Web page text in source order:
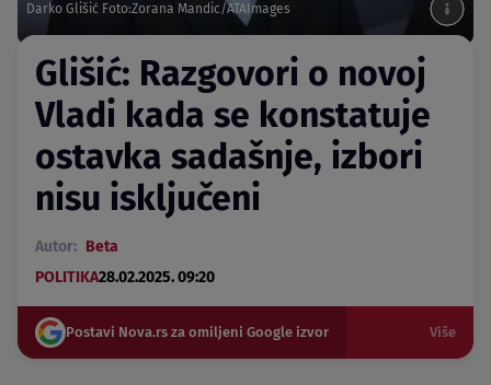
Darko Glišić Foto:Zorana Mandic/ATAImages
Glišić: Razgovori o novoj
Vladi kada se konstatuje
ostavka sadašnje, izbori
nisu isključeni
Autor: Beta
POLITIKA28.02.2025. 09:20
Postavi Nova.rs za omiljeni Google izvor Više